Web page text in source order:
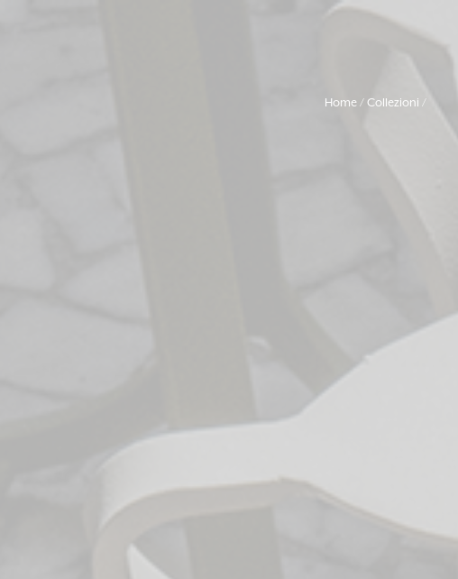
Home Collezioni